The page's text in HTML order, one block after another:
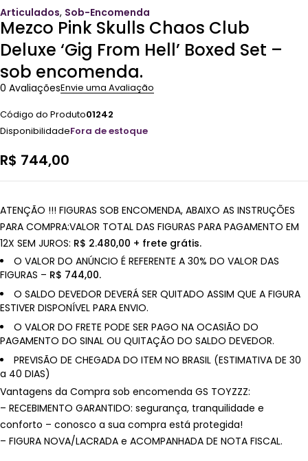
Articulados, Sob-Encomenda
Mezco Pink Skulls Chaos Club
Deluxe ‘Gig From Hell’ Boxed Set –
sob encomenda.
0 AvaliaçõesEnvie uma Avaliação
Código do Produto01242
DisponibilidadeFora de estoque
R$ 744,00
ATENÇÃO !!! FIGURAS SOB ENCOMENDA, ABAIXO AS INSTRUÇÕES
PARA COMPRA:VALOR TOTAL DAS FIGURAS PARA PAGAMENTO EM
12X SEM JUROS: R$ 2.480,00 + frete grátis.
O VALOR DO ANÚNCIO É REFERENTE A 30% DO VALOR DAS
FIGURAS – R$ 744,00.
O SALDO DEVEDOR DEVERÁ SER QUITADO ASSIM QUE A FIGURA
ESTIVER DISPONÍVEL PARA ENVIO.
O VALOR DO FRETE PODE SER PAGO NA OCASIÃO DO
PAGAMENTO DO SINAL OU QUITAÇÃO DO SALDO DEVEDOR.
PREVISÃO DE CHEGADA DO ITEM NO BRASIL (ESTIMATIVA DE 30
a 40 DIAS)
Vantagens da Compra sob encomenda GS TOYZZZ:
– RECEBIMENTO GARANTIDO: segurança, tranquilidade e
conforto – conosco a sua compra está protegida!
– FIGURA NOVA/LACRADA e ACOMPANHADA DE NOTA FISCAL.